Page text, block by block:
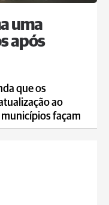
uma
após
que os
ao
façam